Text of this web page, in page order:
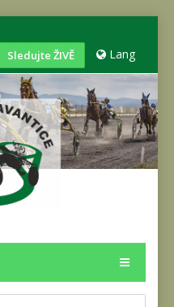
Sledujte ŽIVĚ Lang